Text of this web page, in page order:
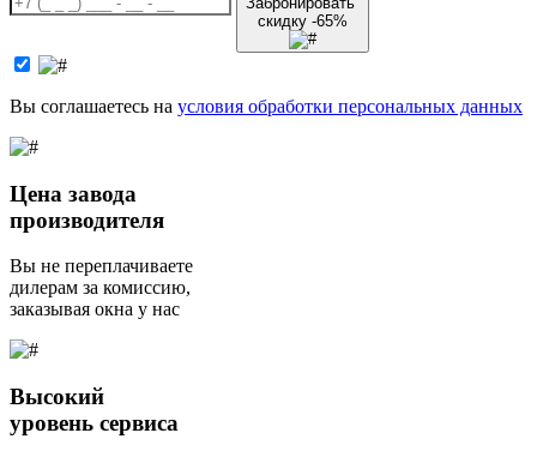
скидку -65%
Вы соглашаетесь на условия обработки персональных данных
Цена завода
производителя
Вы не переплачиваете
дилерам за комиссию,
заказывая окна у нас
Высокий
уровень сервиса